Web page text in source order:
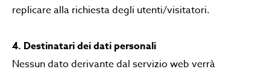
replicare alla richiesta degli utenti/visitatori.
4. Destinatari dei dati personali
Nessun dato derivante dal servizio web verrà